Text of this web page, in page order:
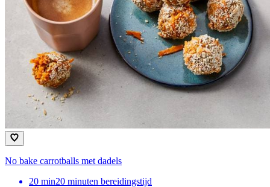
No bake carrotballs met dadels
20 min20 minuten bereidingstijd